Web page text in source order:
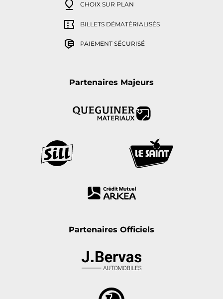
CHOIX SUR PLAN
BILLETS DÉMATÉRIALISÉS
PAIEMENT SÉCURISÉ
Partenaires Majeurs
Partenaires Officiels